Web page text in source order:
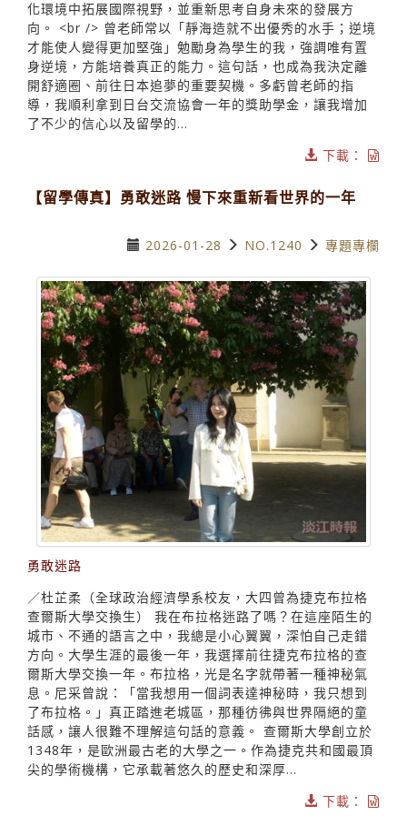
化環境中拓展國際視野，並重新思考自身未來的發展方
向。 <br /> 曾老師常以「靜海造就不出優秀的水手；逆境
才能使人變得更加堅強」勉勵身為學生的我，強調唯有置
身逆境，方能培養真正的能力。這句話，也成為我決定離
開舒適圈、前往日本追夢的重要契機。多虧曾老師的指
導，我順利拿到日台交流協會一年的獎助學金，讓我增加
了不少的信心以及留學的...
下載：
【留學傳真】勇敢迷路 慢下來重新看世界的一年
2026-01-28 NO.1240 專題專欄
勇敢迷路
／杜芷柔（全球政治經濟學系校友，大四曾為捷克布拉格
查爾斯大學交換生） 我在布拉格迷路了嗎？在這座陌生的
城市、不通的語言之中，我總是小心翼翼，深怕自己走錯
方向。大學生涯的最後一年，我選擇前往捷克布拉格的查
爾斯大學交換一年。布拉格，光是名字就帶著一種神秘氣
息。尼采曾說：「當我想用一個詞表達神秘時，我只想到
了布拉格。」真正踏進老城區，那種彷彿與世界隔絕的童
話感，讓人很難不理解這句話的意義。 查爾斯大學創立於
1348年，是歐洲最古老的大學之一。作為捷克共和國最頂
尖的學術機構，它承載著悠久的歷史和深厚...
下載：